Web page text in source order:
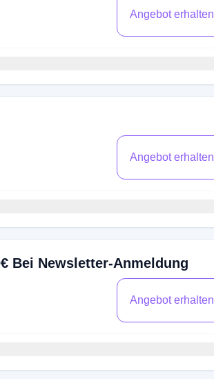
Angebot erhalten
Angebot erhalten
Bei Newsletter-Anmeldung
Angebot erhalten